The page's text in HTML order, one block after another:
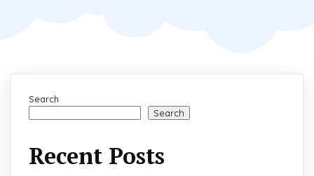
Search
Search
Recent Posts